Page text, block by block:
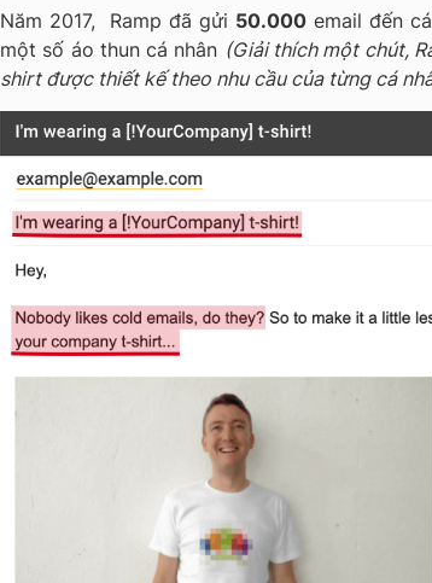
Năm 2017, Ramp đã gửi 50.000 email đến
một số áo thun cá nhân (Giải thích một chút,
shirt được thiết kế theo nhu cầu của từng cá